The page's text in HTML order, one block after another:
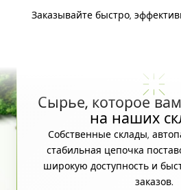
Заказывайте быстро,
Сырье, которое
на наших
Собственные склады,
стабильная цепочка
широкую доступность и
заказов.